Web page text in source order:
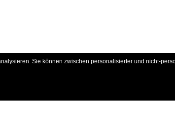
Sie können zwischen personalisierter und nicht-